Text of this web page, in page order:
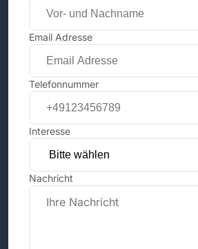
Email Adresse
Telefonnummer
Interesse
Nachricht